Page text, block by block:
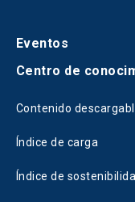
Eventos
Centro de
Contenido
Índice de carga
Índice de